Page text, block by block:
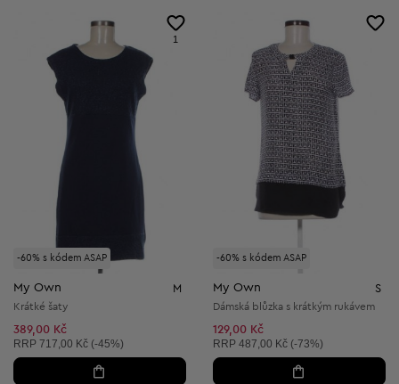
-60% s kódem ASAP
1
My Own M
Krátké šaty
389,00 Kč
Doporučená cena:
RRP 717,00 Kč (-45%)
-60% s kódem ASAP
My Own S
Dámská blůzka s krátkým rukávem
129,00 Kč
Doporučená cena:
RRP 487,00 Kč (-73%)